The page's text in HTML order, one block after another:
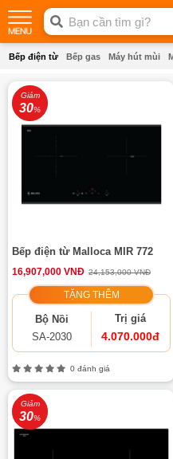
Bếp điện từ Bếp gas Máy hút mùi
Giảm
30%
Bếp điện từ Malloca MIR 772
16,907,000 VNĐ 24,153,000 VNĐ
TẶNG THÊM
Bộ Nồi
SA-2030
Trị giá
4.070.000đ
0 đánh giá
Giảm
30%